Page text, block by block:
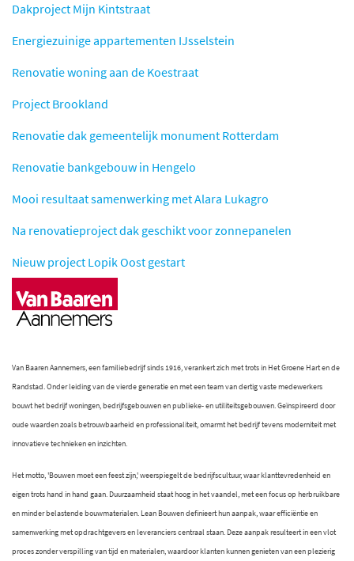
Dakproject Mijn Kintstraat
Energiezuinige appartementen IJsselstein
Renovatie woning aan de Koestraat
Project Brookland
Renovatie dak gemeentelijk monument Rotterdam
Renovatie bankgebouw in Hengelo
Mooi resultaat samenwerking met Alara Lukagro
Na renovatieproject dak geschikt voor zonnepanelen
Nieuw project Lopik Oost gestart
Van Baaren Aannemers, een familiebedrijf sinds 1916, verankert zich met trots in Het Groene Hart en de
Randstad. Onder leiding van de vierde generatie en met een team van dertig vaste medewerkers
bouwt het bedrijf woningen, bedrijfsgebouwen en publieke- en utiliteitsgebouwen. Geïnspireerd door
oude waarden zoals betrouwbaarheid en professionaliteit, omarmt het bedrijf tevens moderniteit met
innovatieve technieken en inzichten.
Het motto, 'Bouwen moet een feest zijn,' weerspiegelt de bedrijfscultuur, waar klanttevredenheid en
eigen trots hand in hand gaan. Duurzaamheid staat hoog in het vaandel, met een focus op herbruikbare
en minder belastende bouwmaterialen. Lean Bouwen definieert hun aanpak, waar efficiëntie en
samenwerking met opdrachtgevers en leveranciers centraal staan. Deze aanpak resulteert in een vlot
proces zonder verspilling van tijd en materialen, waardoor klanten kunnen genieten van een plezierig